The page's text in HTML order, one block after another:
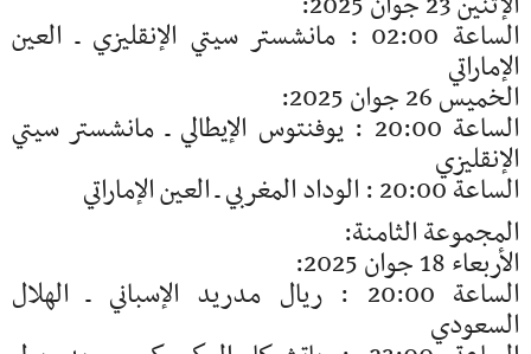
الساعة 02:00 : مانشستر سيتي الإنقليزي ـ العين
الإماراتي
الخميس 26 جوان 2025:
الساعة 20:00 : يوفنتوس الإيطالي ـ مانشستر سيتي
الإنقليزي
الساعة 20:00 : الوداد المغربي ـ العين الإماراتي
المجموعة الثامنة:
الأربعاء 18 جوان 2025:
الساعة 20:00 : ريال مدريد الإسباني ـ الهلال
السعودي